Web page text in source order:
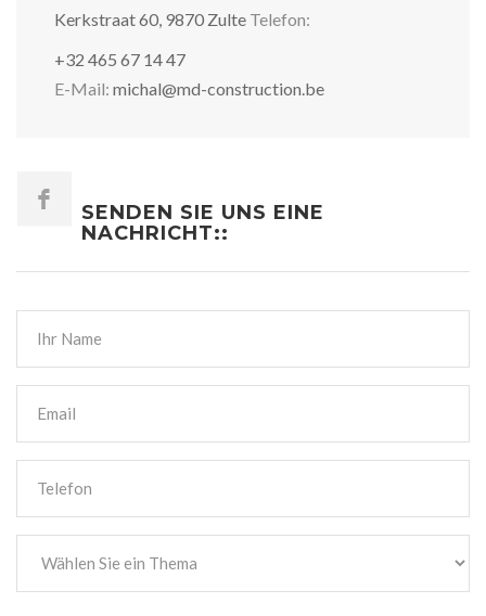
Kerkstraat 60, 9870 Zulte Telefon:
+32 465 67 14 47
E-Mail: michal@md-construction.be
SENDEN SIE UNS EINE
NACHRICHT::